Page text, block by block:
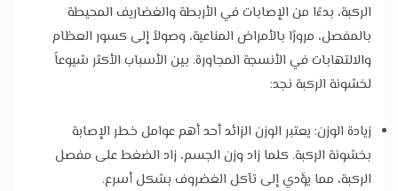
الركبة، بدءًا من الإصابات في الأربطة والغضاريف المحيطة
بالمفصل، مرورًا بالأمراض المناعية، وصولاً إلى كسور العظام
والالتهابات في الأنسجة المجاورة. بين الأسباب الأكثر شيوعاً
لخشونة الركبة نجد:
زيادة الوزن: يعتبر الوزن الزائد أحد أهم عوامل خطر الإصابة
بخشونة الركبة. كلما زاد وزن الجسم، زاد الضغط على مفصل
الركبة، مما يؤدي إلى تآكل الغضروف بشكل أسرع.